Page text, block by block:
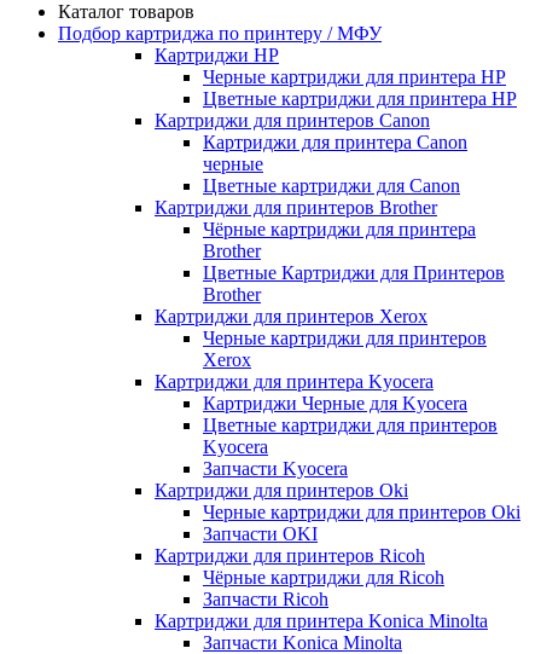
Каталог товаров
Подбор картриджа по принтеру / МФУ
Картриджи HP
Черные картриджи для принтера HP
Цветные картриджи для принтера HP
Картриджи для принтеров Сanon
Картриджи для принтера Сanon
черные
Цветные картриджи для Сanon
Картриджи для принтеров Brother
Чёрные картриджи для принтера
Brother
Цветные Картриджи для Принтеров
Brother
Картриджи для принтеров Xerox
Черные картриджи для принтеров
Xerox
Картриджи для принтера Kyocera
Картриджи Черные для Kyocera
Цветные картриджи для принтеров
Kyocera
Запчасти Kyocera
Картриджи для принтеров Oki
Черные картриджи для принтеров Oki
Запчасти OKI
Картриджи для принтеров Ricoh
Чёрные картриджи для Ricoh
Запчасти Ricoh
Картриджи для принтера Konica Minolta
Запчасти Koniсa Minolta